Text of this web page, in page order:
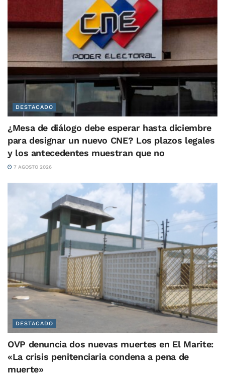
DESTACADO
¿Mesa de diálogo debe esperar hasta diciembre
para designar un nuevo CNE? Los plazos legales
y los antecedentes muestran que no
7 AGOSTO 2026
DESTACADO
OVP denuncia dos nuevas muertes en El Marite:
«La crisis penitenciaria condena a pena de
muerte»